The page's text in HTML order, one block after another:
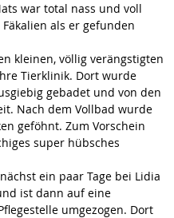
war total nass und voll
als er gefunden
kleinen, völlig verängstigten
Tierklinik. Dort wurde
gebadet und von den
Nach dem Vollbad wurde
geföhnt. Zum Vorschein
super hübsches
ein paar Tage bei Lidia
ist dann auf eine
umgezogen. Dort